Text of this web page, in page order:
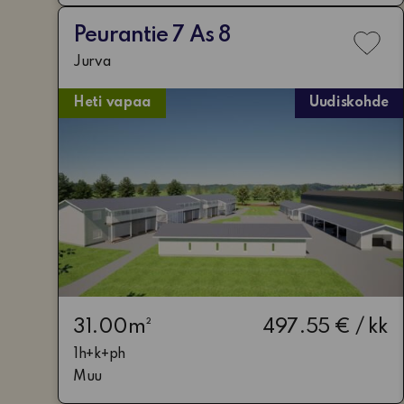
Peurantie 7 As 8
Jurva
Lisää
Heti vapaa Uudiskohde
31.00m²
1h+k+ph
Muu
497.55 € / kk